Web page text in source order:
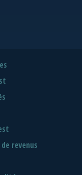
revenus